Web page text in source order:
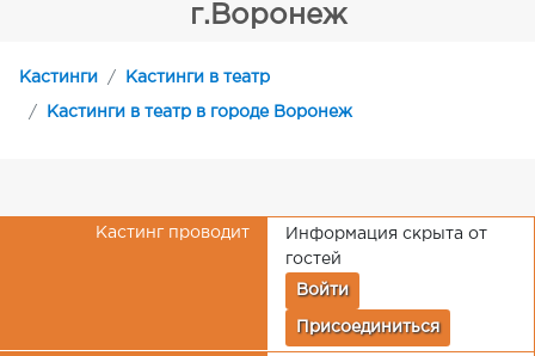
г.Воронеж
Кастинги Кастинги в театр
Кастинги в театр в городе Воронеж
Кастинг проводит
Информация скрыта от
гостей
Войти
Присоединиться